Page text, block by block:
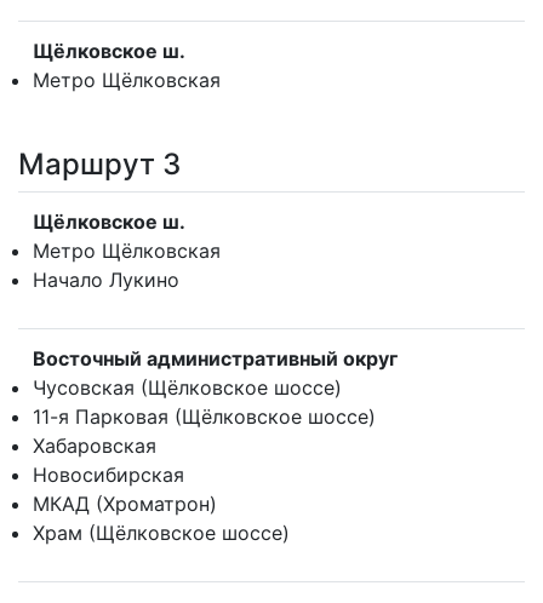
Щёлковское ш.
Метро Щёлковская
Маршрут 3
Щёлковское ш.
Метро Щёлковская
Начало Лукино
Восточный административный округ
Чусовская (Щёлковское шоссе)
11-я Парковая (Щёлковское шоссе)
Хабаровская
Новосибирская
МКАД (Хроматрон)
Храм (Щёлковское шоссе)